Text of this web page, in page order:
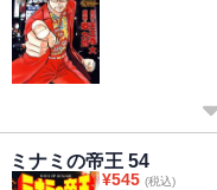
ミナミの帝王 54
¥545 (税込)